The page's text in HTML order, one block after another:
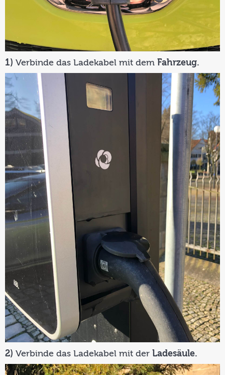
1) Verbinde das Ladekabel mit dem Fahrzeug.
2) Verbinde das Ladekabel mit der Ladesäule.